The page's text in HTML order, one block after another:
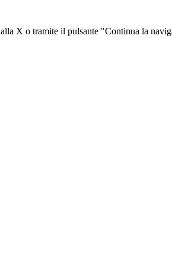
X o tramite il pulsante "Continua la